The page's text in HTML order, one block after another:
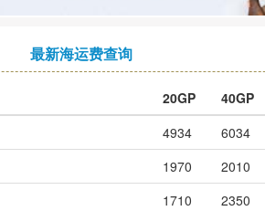
最新海运费查询
20GP 40GP
4934 6034
1970 2010
1710 2350